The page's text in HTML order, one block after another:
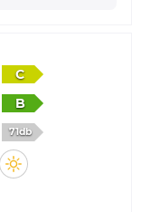
C
B
71db